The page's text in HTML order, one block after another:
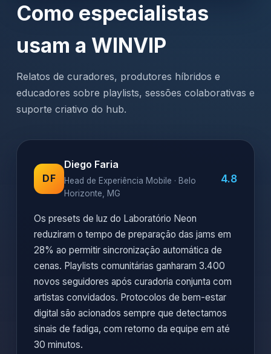
Como especialistas
usam a WINVIP
Relatos de curadores, produtores híbridos e
educadores sobre playlists, sessões colaborativas e
suporte criativo do hub.
DF
Diego Faria
Head de Experiência Mobile · Belo
Horizonte, MG
4.8
Os presets de luz do Laboratório Neon
reduziram o tempo de preparação das jams em
28% ao permitir sincronização automática de
cenas. Playlists comunitárias ganharam 3.400
novos seguidores após curadoria conjunta com
artistas convidados. Protocolos de bem-estar
digital são acionados sempre que detectamos
sinais de fadiga, com retorno da equipe em até
30 minutos.